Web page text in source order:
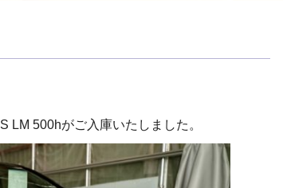
LM 500hがご入庫いたしました。